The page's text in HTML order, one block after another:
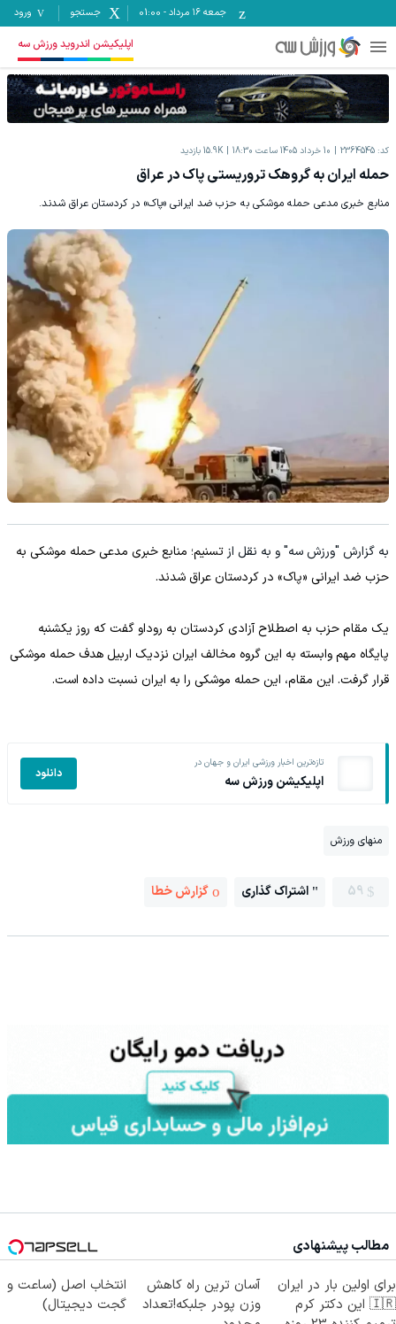
جمعه ۱۶ مرداد -
01:00 جستجو ورود
اپلیکیشن اندروید ورزش سه
کد: 2364545 10 خرداد 1405 ساعت 18:30 15.9K بازدید
حمله ایران به گروهک تروریستی پاک در عراق
منابع خبری مدعی حمله موشکی به حزب ضد ایرانی «پاک» در کردستان عراق شدند.
به گزارش "ورزش سه" و به نقل از تسنیم؛ منابع خبری مدعی حمله موشکی به
حزب ضد ایرانی «پاک» در کردستان عراق شدند.
یک مقام حزب به اصطلاح آزادی کردستان به روداو گفت که روز یکشنبه
پایگاه مهم وابسته به این گروه مخالف ایران نزدیک اربیل هدف حمله موشکی
قرار گرفت. این مقام، این حمله موشکی را به ایران نسبت داده است.
تازه‌ترین اخبار ورزشی ایران و جهان در
اپلیکیشن ورزش سه دانلود
منهای ورزش
59 اشتراک گذاری گزارش خطا
مطالب پیشنهادی
برای اولین بار در ایران
🇮🇷 این دکتر کرم
آسان ترین راه کاهش
وزن پودر جلبکه!تعداد
انتخاب اصل (ساعت و
گجت دیجیتال)